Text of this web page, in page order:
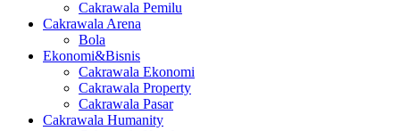
Cakrawala Pemilu
Cakrawala Arena
Bola
Ekonomi&Bisnis
Cakrawala Ekonomi
Cakrawala Property
Cakrawala Pasar
Cakrawala Humanity